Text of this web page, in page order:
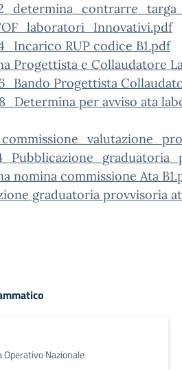
RUP codice B1.pdf
Progettista e Collaudatore
Progettista
per avviso ata
nomina commissione Ata
graduatoria provvisoria
Operativo Nazionale